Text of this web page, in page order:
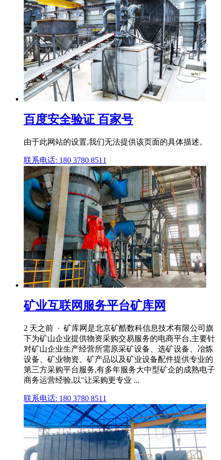
百度安全验证 百家号
由于此网站的设置,我们无法提供该页面的具体描述。
联系电话: 180 3780 8511
矿业互联网服务平台矿库网
2 天之前 · 矿库网是北京矿酷数科信息技术有限公司旗
下为矿山企业提供物资采购交易服务的电商平台,主要针
对矿山企业生产经营所需原采矿设备、选矿设备、冶炼
设备、矿业物资、矿产品以及矿业设备配件提供专业的
第三方采购平台服务,有多年服务大中型矿企的成熟电子
商务运营经验,以"让采购更专业 ...
联系电话: 180 3780 8511